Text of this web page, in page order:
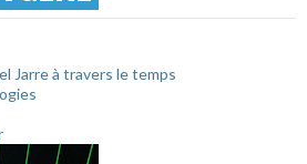
Jarre à travers le temps